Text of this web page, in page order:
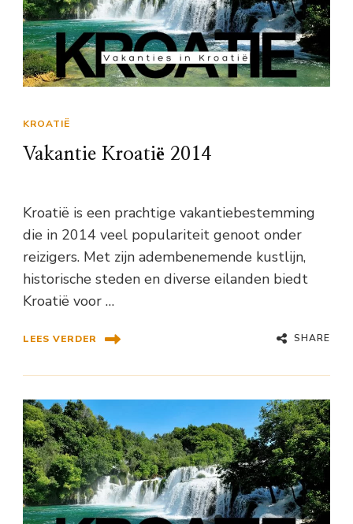
KROATIË
Vakantie Kroatië 2014
Kroatië is een prachtige vakantiebestemming
die in 2014 veel populariteit genoot onder
reizigers. Met zijn adembenemende kustlijn,
historische steden en diverse eilanden biedt
Kroatië voor …
LEES VERDER SHARE